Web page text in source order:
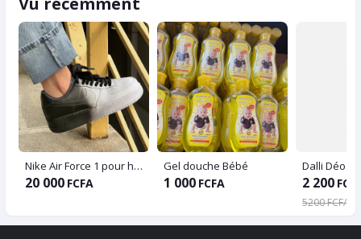
Nike Air Force 1 pour homme couleur blanc/noir
20 000 FCFA
Gel douche Bébé
1 000 FCFA 2 200
5200 FCFA